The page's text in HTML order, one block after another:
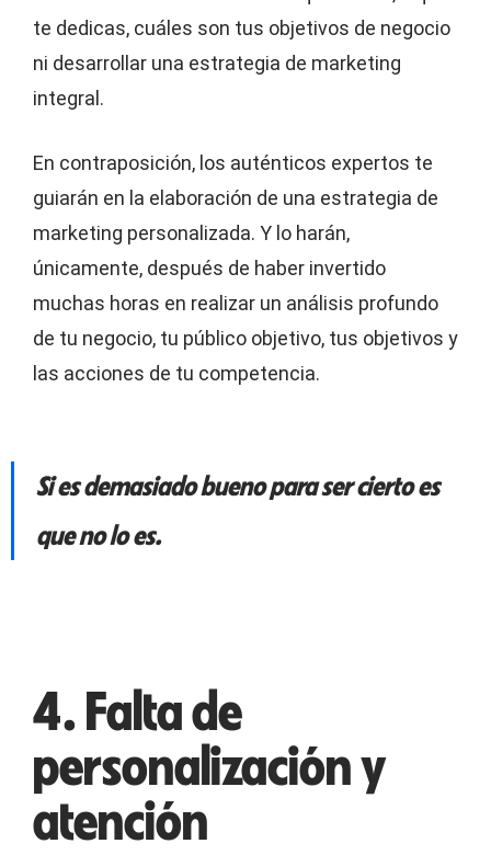
te dedicas, cuáles son tus objetivos de negocio
ni desarrollar una estrategia de marketing
integral.
En contraposición, los auténticos expertos te
guiarán en la elaboración de una estrategia de
marketing personalizada. Y lo harán,
únicamente, después de haber invertido
muchas horas en realizar un análisis profundo
de tu negocio, tu público objetivo, tus objetivos y
las acciones de tu competencia.
Si es demasiado bueno para ser cierto es
que no lo es.
4. Falta de
personalización y
atención